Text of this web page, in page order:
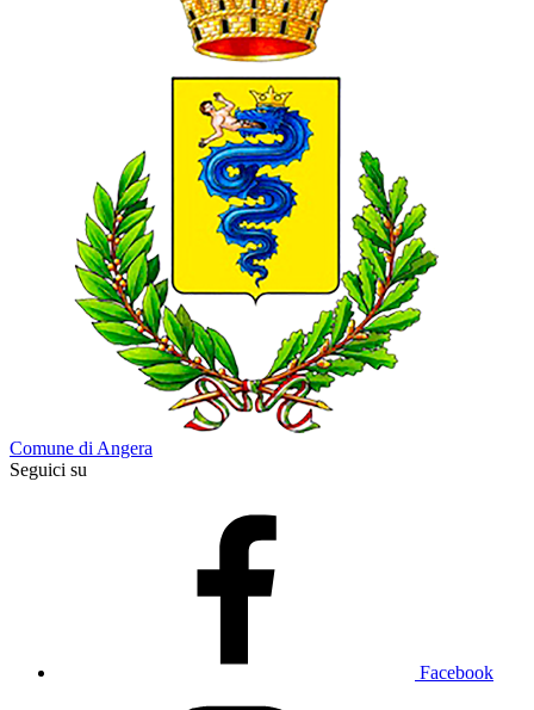
Comune di Angera
Seguici su
Facebook